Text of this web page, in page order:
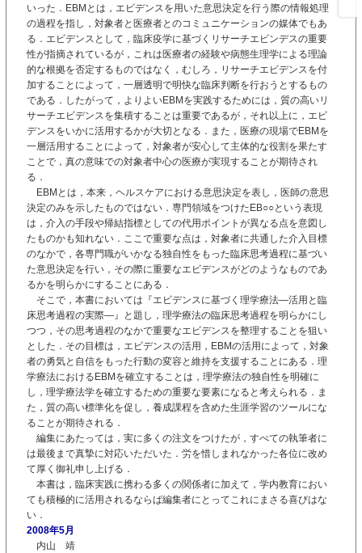
いった．EBMとは，エビデンスを用いた意思決定を行う際の情報処理
の過程を指し，対象者と医療者とのコミュニケーションの媒体でもあ
る．エビデンスとして，臨床疫学に基づくリサーチエビンデスの重要
性が指摘されているが，これは医療者の経験や病態生理学による理論
的な根拠を否定するものではなく，むしろ，リサーチエビデンスを付
加することによって，一層透明で明快な臨床判断を行おうとするもの
である．したがって，よりよいEBMを実践するためには，質の高いリ
サーチエビデンスを集積することは重要であるが，それ以上に，エビ
デンスをいかに活用するかが大切となる．また，医療の現場でEBMを
一層活用することによって，対象者が安心して主体的な役割を果たす
ことで，真の意味での対象者中心の医療が実現することが期待され
る．
EBMとは，本来，ヘルスケアにおける意思決定を表し，医師の意思
決定のみを示したものではない．専門領域をつけたEB○○という表現
は，介入の手段や帰結指標としての代用ポイントが異なる点を意図し
たものかも知れない．ここで重要な点は，対象者に共通した介入目標
のなかで，各専門職がいかなる独自性をもった臨床思考過程に基づい
た意思決定を行い，その際に重要なエビデンスがどのようなものであ
るかを明らかにすることにある．
そこで，本書においては『エビデンスに基づく理学療法―活用と臨
床思考過程の実際―』と題し，理学療法の臨床思考過程を明らかにし
つつ，その思考過程のなかで重要なエビデンスを整理することを狙い
とした．その目標は，エビデンスの活用，EBMの活用によって，対象
者の勇気と自信をもった行動の変容と維持を支援することにある．理
学療法におけるEBMを確立することは，理学療法の独自性を明確に
し，理学療法学を確立するための重要な要素になると考えられる．ま
た，質の高い標準化を促し，養成課程を含めた生涯学習のツールにな
ることが期待される．
編集にあたっては，実に多くの注文をつけたが，すべての執筆者に
は最後まで真摯に対応いただいた．労を惜しまれなかった各位に改め
て厚く御礼申し上げる．
本書は，臨床実践に携わる多くの関係者に加えて，学内教育におい
ても積極的に活用されるならば編集者にとってこれにまさる喜びはな
い．
2008年5月
内山 靖